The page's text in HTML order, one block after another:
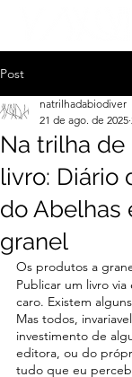
Post
Na trilha
livro: Diário
do Abelhas
granel
natrilhadabiodiver
21 de ago. de 2025
Os produtos a
Publicar um livro
caro. Existem
Mas todos,
investimento de
editora, ou do
tudo que eu